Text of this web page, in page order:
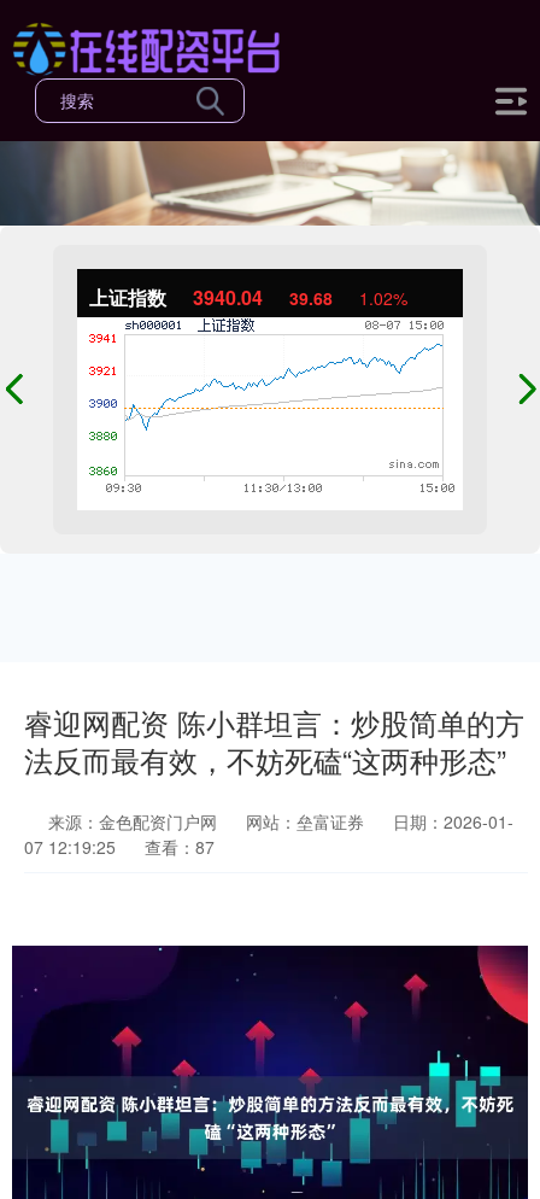
上证指数 3940.04 39.68 1.02%
睿迎网配资 陈小群坦言：炒股简单的方
法反而最有效，不妨死磕“这两种形态”
来源：金色配资门户网 网站：垒富证券
日期：2026-01-
07 12:19:25
查看：87